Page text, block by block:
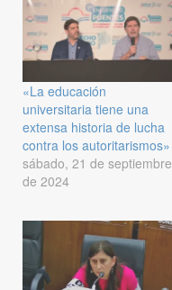
«La educación
universitaria tiene una
extensa historia de lucha
contra los autoritarismos»
sábado, 21 de septiembre
de 2024